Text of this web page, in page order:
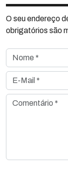
O seu endereço
obrigatórios são
Nome *
E-Mail *
Comentário *